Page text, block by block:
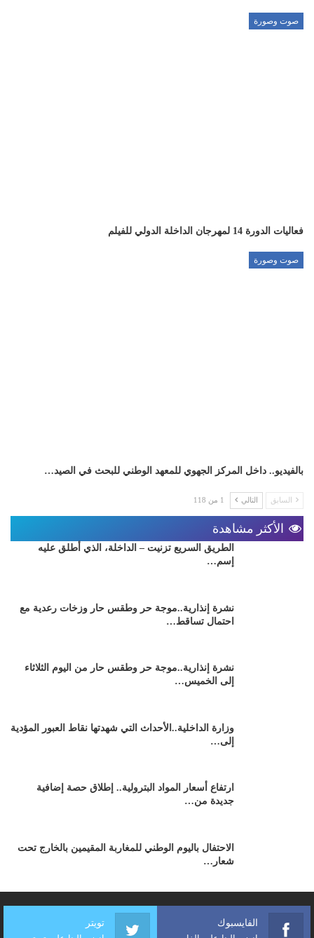
صوت وصورة
فعاليات الدورة 14 لمهرجان الداخلة الدولي للفيلم
صوت وصورة
بالفيديو.. داخل المركز الجهوي للمعهد الوطني للبحث في الصيد…
السابق التالي 1 من 118
الأكثر مشاهدة
الطريق السريع تزنيت – الداخلة، الذي أطلق عليه
إسم…
نشرة إنذارية..موجة حر وطقس حار وزخات رعدية مع
احتمال تساقط…
نشرة إنذارية..موجة حر وطقس حار من اليوم الثلاثاء
إلى الخميس…
وزارة الداخلية..الأحداث التي شهدتها نقاط العبور المؤدية
إلى…
ارتفاع أسعار المواد البترولية.. إطلاق حصة إضافية
جديدة من…
الاحتفال باليوم الوطني للمغاربة المقيمين بالخارج تحت
شعار…
الفايسبوك تويتر